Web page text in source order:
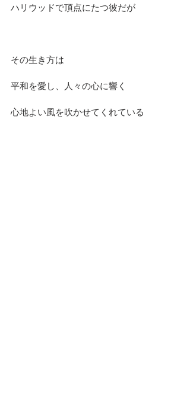
ハリウッドで頂点にたつ彼だが
その生き方は
平和を愛し、人々の心に響く
心地よい風を吹かせてくれている